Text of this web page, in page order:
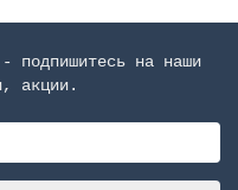
подпишитесь на наши
акции.